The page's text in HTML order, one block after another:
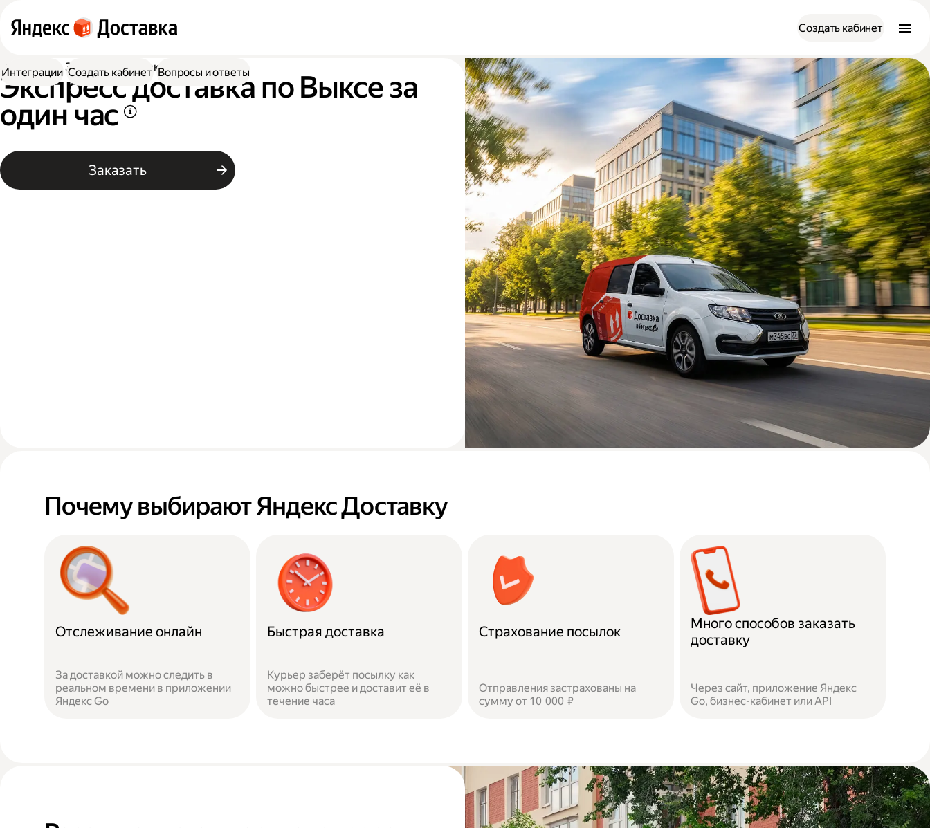
Создать кабинет
Доставка Экспресс-доставка по Выксе
Экспресс доставка по Выксе за
один час
Заказать
Интеграции Создать кабинет Вопросы и ответы
Почему выбирают Яндекс Доставку
Отслеживание онлайн
За доставкой можно следить в
реальном времени в приложении
Яндекс Go
Быстрая доставка
Курьер заберёт посылку как
можно быстрее и доставит её в
течение часа
Страхование посылок
Отправления застрахованы на
сумму от 10 000 ₽
Много способов заказать
доставку
Через сайт, приложение Яндекс
Go, бизнес-кабинет или API